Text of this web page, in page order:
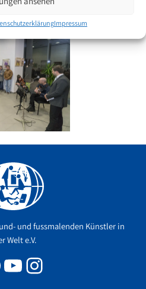
Impressum
und fussmalenden Künstler in
Welt e.V.
YouTube
Instagram